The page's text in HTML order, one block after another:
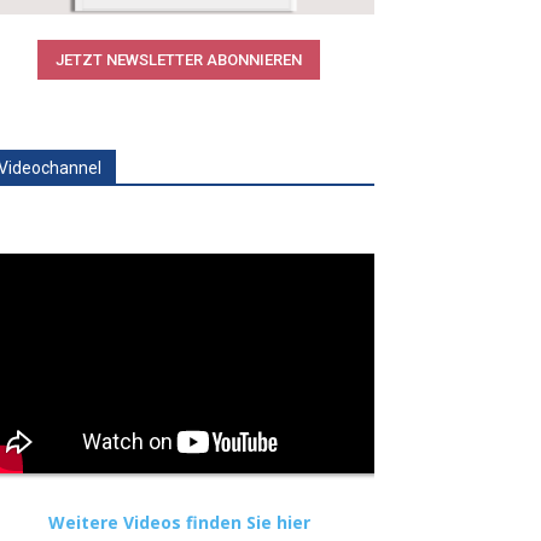
JETZT NEWSLETTER ABONNIEREN
Weitere Videos finden Sie hier